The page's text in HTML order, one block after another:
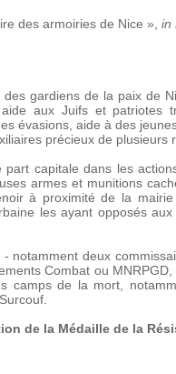
des armoiries de Nice », in
gardiens de la paix de
aux Juifs et patriotes
évasions, aide à des
précieux de plusieurs
capitale dans les
armes et munitions
à proximité de la
les ayant opposés
deux
Combat ou
camps de la mort,
de la Médaille de la